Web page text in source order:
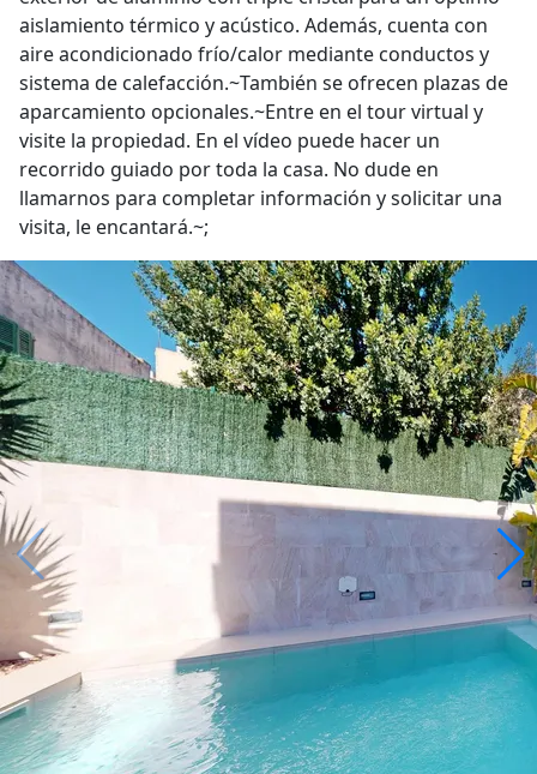
aislamiento térmico y acústico. Además, cuenta con
aire acondicionado frío/calor mediante conductos y
sistema de calefacción.~También se ofrecen plazas de
aparcamiento opcionales.~Entre en el tour virtual y
visite la propiedad. En el vídeo puede hacer un
recorrido guiado por toda la casa. No dude en
llamarnos para completar información y solicitar una
visita, le encantará.~;